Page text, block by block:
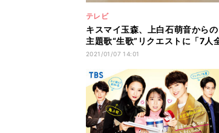
テレビ
キスマイ玉森、上白石萌音からの
主題歌“生歌”リクエストに「7人
員で」
2021/01/07 14:01